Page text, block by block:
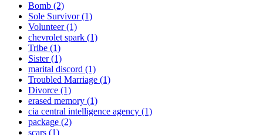
Bomb (2)
Sole Survivor (1)
Volunteer (1)
chevrolet spark (1)
Tribe (1)
Sister (1)
marital discord (1)
Troubled Marriage (1)
Divorce (1)
erased memory (1)
cia central intelligence agency (1)
package (2)
scars (1)